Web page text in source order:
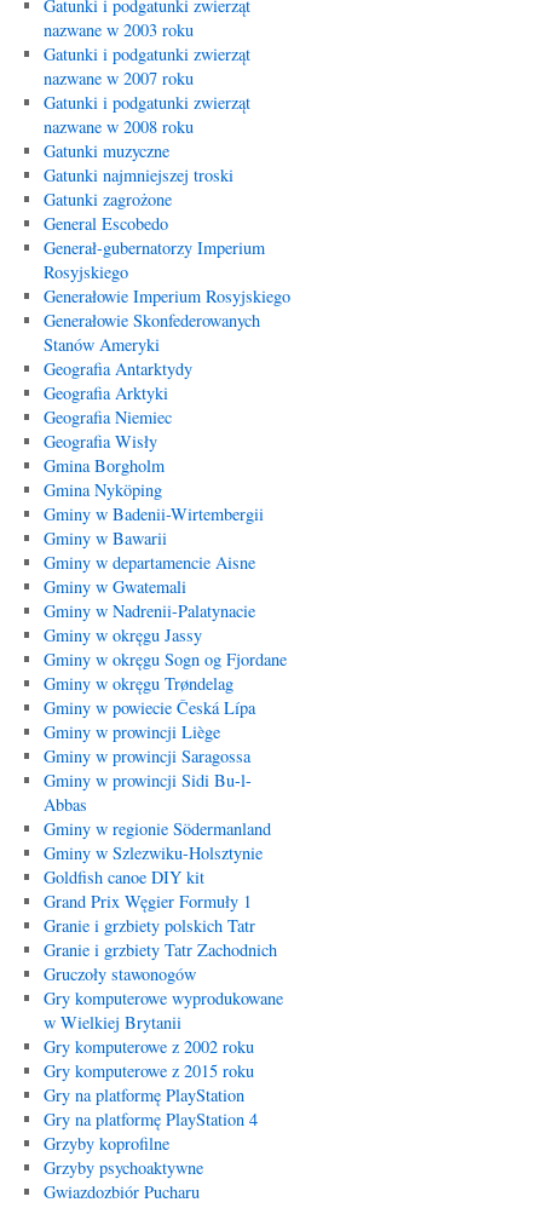
Gatunki i podgatunki zwierząt
nazwane w 2003 roku
Gatunki i podgatunki zwierząt
nazwane w 2007 roku
Gatunki i podgatunki zwierząt
nazwane w 2008 roku
Gatunki muzyczne
Gatunki najmniejszej troski
Gatunki zagrożone
General Escobedo
Generał-gubernatorzy Imperium
Rosyjskiego
Generałowie Imperium Rosyjskiego
Generałowie Skonfederowanych
Stanów Ameryki
Geografia Antarktydy
Geografia Arktyki
Geografia Niemiec
Geografia Wisły
Gmina Borgholm
Gmina Nyköping
Gminy w Badenii-Wirtembergii
Gminy w Bawarii
Gminy w departamencie Aisne
Gminy w Gwatemali
Gminy w Nadrenii-Palatynacie
Gminy w okręgu Jassy
Gminy w okręgu Sogn og Fjordane
Gminy w okręgu Trøndelag
Gminy w powiecie Česká Lípa
Gminy w prowincji Liège
Gminy w prowincji Saragossa
Gminy w prowincji Sidi Bu-l-
Abbas
Gminy w regionie Södermanland
Gminy w Szlezwiku-Holsztynie
Goldfish canoe DIY kit
Grand Prix Węgier Formuły 1
Granie i grzbiety polskich Tatr
Granie i grzbiety Tatr Zachodnich
Gruczoły stawonogów
Gry komputerowe wyprodukowane
w Wielkiej Brytanii
Gry komputerowe z 2002 roku
Gry komputerowe z 2015 roku
Gry na platformę PlayStation
Gry na platformę PlayStation 4
Grzyby koprofilne
Grzyby psychoaktywne
Gwiazdozbiór Pucharu